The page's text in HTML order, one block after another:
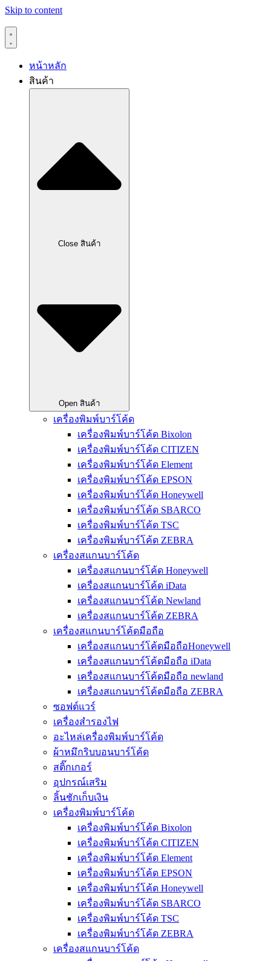
Skip to content
หน้าหลัก
สินค้า
Close สินค้า
Open สินค้า
เครื่องพิมพ์บาร์โค้ด
เครื่องพิมพ์บาร์โค้ด Bixolon
เครื่องพิมพ์บาร์โค้ด CITIZEN
เครื่องพิมพ์บาร์โค้ด Element
เครื่องพิมพ์บาร์โค้ด EPSON
เครื่องพิมพ์บาร์โค้ด Honeywell
เครื่องพิมพ์บาร์โค้ด SBARCO
เครื่องพิมพ์บาร์โค้ด TSC
เครื่องพิมพ์บาร์โค้ด ZEBRA
เครื่องสแกนบาร์โค้ด
เครื่องสแกนบาร์โค้ด Honeywell
เครื่องสแกนบาร์โค้ด iData
เครื่องสแกนบาร์โค้ด Newland
เครื่องสแกนบาร์โค้ด ZEBRA
เครื่องสแกนบาร์โค้ดมือถือ
เครื่องสแกนบาร์โค้ดมือถือHoneywell
เครื่องสแกนบาร์โค้ดมือถือ iData
เครื่องสแกนบาร์โค้ดมือถือ newland
เครื่องสแกนบาร์โค้ดมือถือ ZEBRA
ซอฟต์แวร์
เครื่องสำรองไฟ
อะไหล่เครื่องพิมพ์บาร์โค้ด
ผ้าหมึกริบบอนบาร์โค้ด
สติ๊กเกอร์
อุปกรณ์เสริม
ลิ้นชักเก็บเงิน
เครื่องพิมพ์บาร์โค้ด
เครื่องพิมพ์บาร์โค้ด Bixolon
เครื่องพิมพ์บาร์โค้ด CITIZEN
เครื่องพิมพ์บาร์โค้ด Element
เครื่องพิมพ์บาร์โค้ด EPSON
เครื่องพิมพ์บาร์โค้ด Honeywell
เครื่องพิมพ์บาร์โค้ด SBARCO
เครื่องพิมพ์บาร์โค้ด TSC
เครื่องพิมพ์บาร์โค้ด ZEBRA
เครื่องสแกนบาร์โค้ด